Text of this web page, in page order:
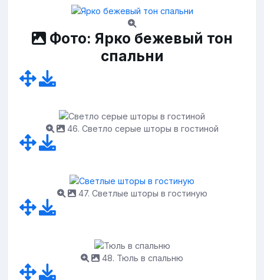
Фото: Ярко бежевый тон
спальни
46. Светло серые шторы в гостиной
47. Светлые шторы в гостиную
48. Тюль в спальню